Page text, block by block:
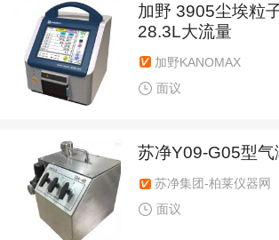
加野 3905尘埃粒
28.3L大流量
加野KANOMAX
面议
苏净Y09-G05型气
苏净集团-柏莱仪器网
面议